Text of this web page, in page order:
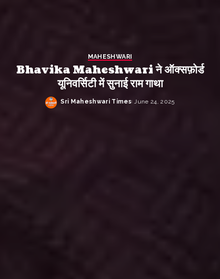
MAHESHWARI
Bhavika Maheshwari ने ऑक्सफ़ोर्ड
यूनिवर्सिटी में सुनाई राम गाथा
Posted
Sri Maheshwari Times June 24, 2025